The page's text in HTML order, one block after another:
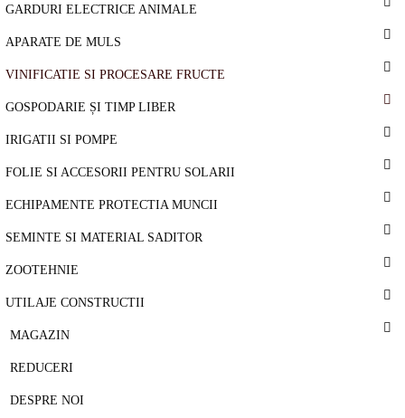
GARDURI ELECTRICE ANIMALE
APARATE DE MULS
VINIFICATIE SI PROCESARE FRUCTE
GOSPODARIE ȘI TIMP LIBER
IRIGATII SI POMPE
FOLIE SI ACCESORII PENTRU SOLARII
ECHIPAMENTE PROTECTIA MUNCII
SEMINTE SI MATERIAL SADITOR
ZOOTEHNIE
UTILAJE CONSTRUCTII
MAGAZIN
REDUCERI
DESPRE NOI